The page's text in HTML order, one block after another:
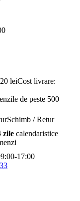
Cost livrare:
de peste 500
Schimb / Retur
zile calendaristice
17:00